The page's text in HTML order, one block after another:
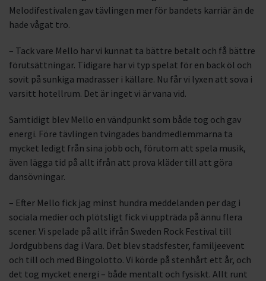
Melodifestivalen gav tävlingen mer för bandets karriär än de
hade vågat tro.
– Tack vare Mello har vi kunnat ta bättre betalt och få bättre
förutsättningar. Tidigare har vi typ spelat för en back öl och
sovit på sunkiga madrasser i källare. Nu får vi lyxen att sova i
varsitt hotellrum. Det är inget vi är vana vid.
Samtidigt blev Mello en vändpunkt som både tog och gav
energi. Före tävlingen tvingades bandmedlemmarna ta
mycket ledigt från sina jobb och, förutom att spela musik,
även lägga tid på allt ifrån att prova kläder till att göra
dansövningar.
– Efter Mello fick jag minst hundra meddelanden per dag i
sociala medier och plötsligt fick vi uppträda på ännu flera
scener. Vi spelade på allt ifrån Sweden Rock Festival till
Jordgubbens dag i Vara. Det blev stadsfester, familjeevent
och till och med Bingolotto. Vi körde på stenhårt ett år, och
det tog mycket energi – både mentalt och fysiskt. Allt runt